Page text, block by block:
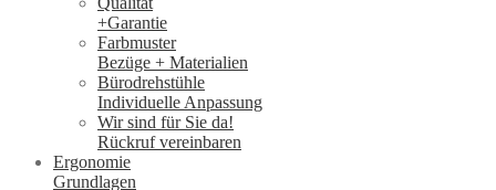
+Garantie
Farbmuster
Bezüge + Materialien
Bürodrehstühle
Individuelle Anpassung
Wir sind für Sie da!
Rückruf vereinbaren
Ergonomie
Grundlagen